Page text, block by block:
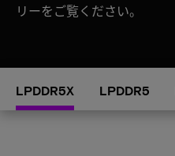
リーをご覧ください。
LPDDR5X LPDDR5